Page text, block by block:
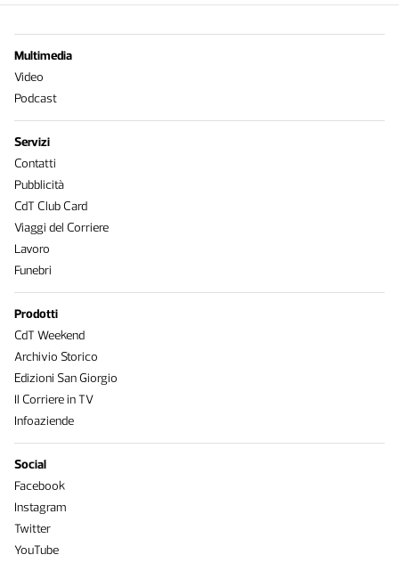
Multimedia
Video
Podcast
Servizi
Contatti
Pubblicità
CdT Club Card
Viaggi del Corriere
Lavoro
Funebri
Prodotti
CdT Weekend
Archivio Storico
Edizioni San Giorgio
Il Corriere in TV
Infoaziende
Social
Facebook
Instagram
Twitter
YouTube